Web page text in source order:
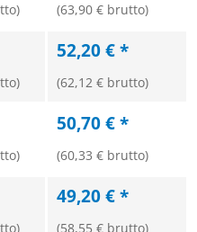
(63,90 € brutto)
52,20 € *
(62,12 € brutto)
50,70 € *
(60,33 € brutto)
49,20 € *
(58,55 € brutto)